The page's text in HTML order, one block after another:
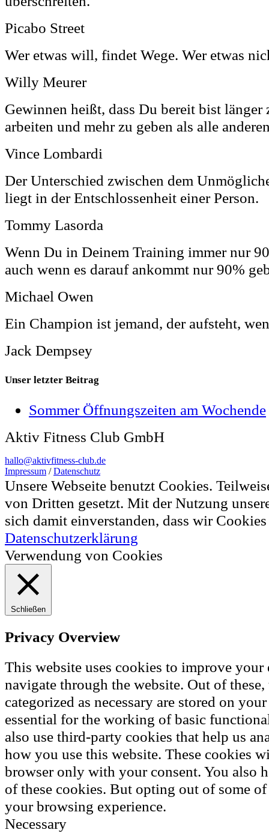
Picabo Street
Wer etwas will, findet Wege. Wer etwas
Willy Meurer
Gewinnen heißt, dass Du bereit bist länger
arbeiten und mehr zu geben als alle
Vince Lombardi
Der Unterschied zwischen dem
liegt in der Entschlossenheit einer Person.
Tommy Lasorda
Wenn Du in Deinem Training immer nur
auch wenn es darauf ankommt nur 90%
Michael Owen
Ein Champion ist jemand, der aufsteht,
Jack Dempsey
Unser letzter Beitrag
Sommer Öffnungszeiten am Wochende
Aktiv Fitness Club GmbH
hallo@aktivfitness-club.de
Impressum /Datenschutz
Unsere Webseite benutzt Cookies.
von Dritten gesetzt. Mit der Nutzung
sich damit einverstanden, dass wir
Datenschutzerklärung
Verwendung von Cookies
Schließen
Privacy Overview
This website uses cookies to improve
navigate through the website. Out of
categorized as necessary are stored on
essential for the working of basic
also use third-party cookies that help us
how you use this website. These cookies
browser only with your consent. You also
of these cookies. But opting out of some
your browsing experience.
Necessary